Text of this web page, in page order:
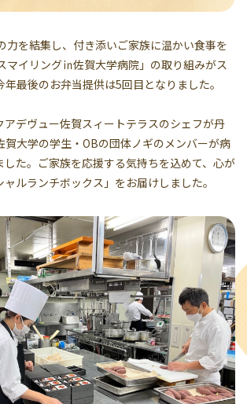
力を結集し、付き添いご家族に温かい食事を
マイリング㏌佐賀大学病院」の取り組みがス
最後のお弁当提供は5回目となりました。
アデヴュー佐賀スィートテラスのシェフが丹
賀大学の学生・OBの団体ノギのメンバーが病
した。ご家族を応援する気持ちを込めて、心が
ルランチボックス」をお届けしました。